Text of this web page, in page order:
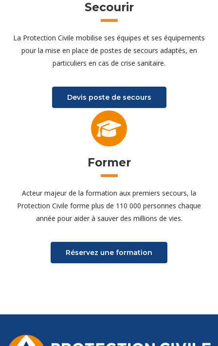
Secourir
La Protection Civile mobilise ses équipes et ses équipements
pour la mise en place de postes de secours adaptés, en
particuliers en cas de crise sanitaire.
Devis poste de secours
Former
Acteur majeur de la formation aux premiers secours, la
Protection Civile forme plus de 110 000 personnes chaque
année pour aider à sauver des millions de vies.
Réservez une formation